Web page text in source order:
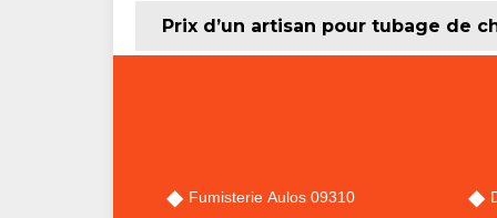
Prix d’un artisan pour tubage de
Fumisterie Aulos 09310